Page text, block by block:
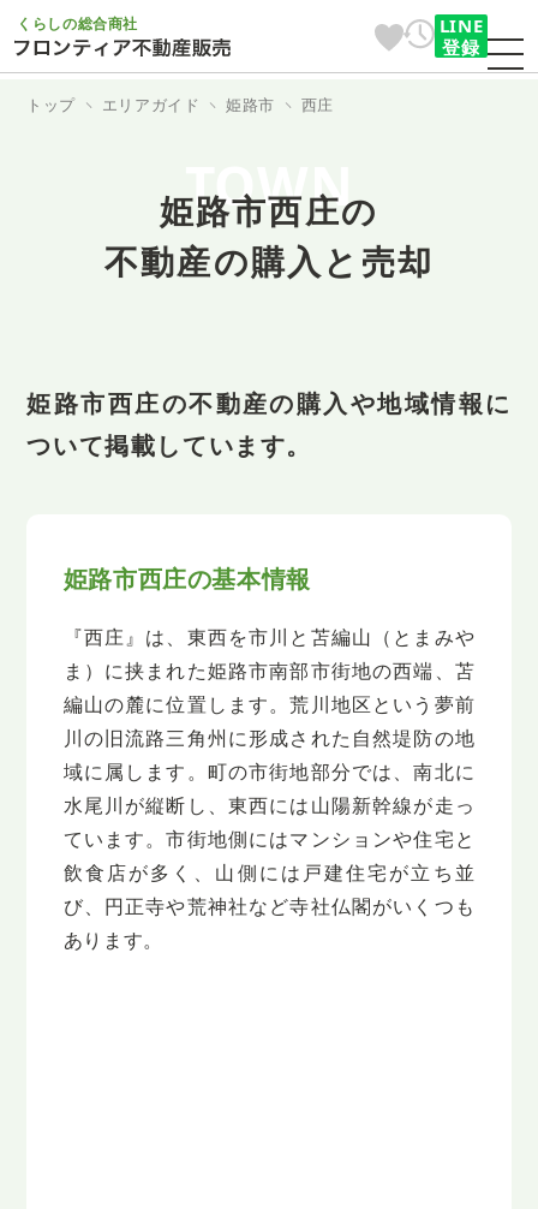
くらしの総合商社
LINE
登録
トップ エリアガイド 姫路市 西庄
TOWN
姫路市西庄の
不動産の購入と売却
姫路市西庄の不動産の購入や地域情報に
ついて掲載しています。
姫路市西庄の基本情報
『西庄』は、東西を市川と苫編山（とまみや
ま）に挟まれた姫路市南部市街地の西端、苫
編山の麓に位置します。荒川地区という夢前
川の旧流路三角州に形成された自然堤防の地
域に属します。町の市街地部分では、南北に
水尾川が縦断し、東西には山陽新幹線が走っ
ています。市街地側にはマンションや住宅と
飲食店が多く、山側には戸建住宅が立ち並
び、円正寺や荒神社など寺社仏閣がいくつも
あります。